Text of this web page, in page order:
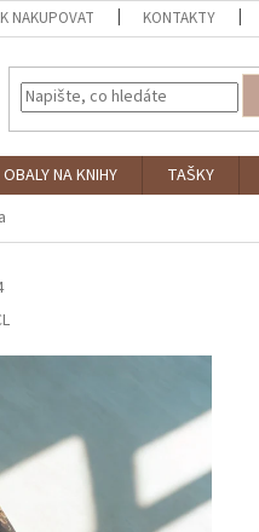
NAKUPOVAT KONTAKTY
OBALY NA KNIHY TAŠKY